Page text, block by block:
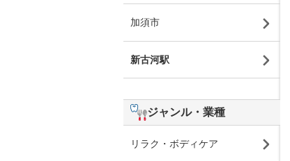
加須市
新古河駅
ジャンル・業種
リラク・ボディケア